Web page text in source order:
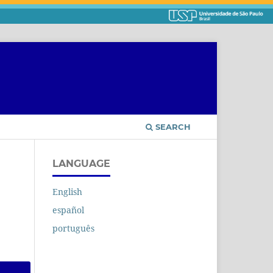
SEARCH
LANGUAGE
English
español
português